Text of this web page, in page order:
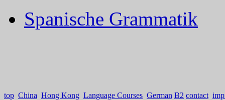
Spanische Grammatik
top China Hong Kong Language Courses German B2 contact